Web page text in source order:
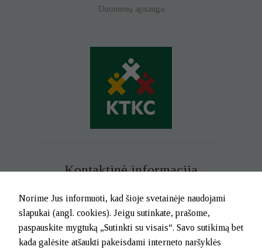
Duomenų apsauga
Kontaktinė informacija
Mob. tel. +370 699 73 229
Tel. (0-46) 21 02 83
El.p. info@klaipedatkc.lt
Norime Jus informuoti, kad šioje svetainėje naudojami
slapukai (angl. cookies). Jeigu sutinkate, prašome,
paspauskite mygtuką „Sutinkti su visais“. Savo sutikimą bet
kada galėsite atšaukti pakeisdami interneto naršyklės